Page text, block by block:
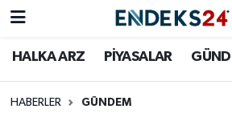
HALKA ARZ PİYASALAR
HABERLER GÜNDEM
EMLAK
ENERJİ
Nöbetçi Eczaneler
Hava Durumu